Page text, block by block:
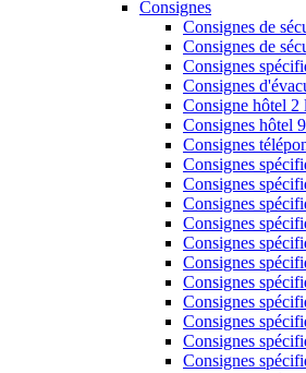
Consignes
Consignes de
Consignes de
Consignes
Consignes
Consigne hôtel 2
Consignes hôtel
Consignes
Consignes
Consignes
Consignes
Consignes
Consignes
Consignes
Consignes
Consignes
Consignes
Consignes
Consignes